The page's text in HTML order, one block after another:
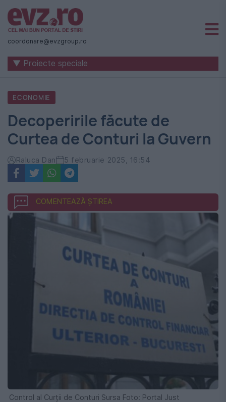
Știri
naționale
internaționale
România
-
Evenimentul
Zilei
coordonare@evzgroup.ro
▼ Proiecte speciale
ECONOMIE
Decoperirile făcute de
Curtea de Conturi la Guvern
Raluca Dan 5 februarie 2025, 16:54
COMENTEAZĂ ȘTIREA
Control al Curții de Conturi Sursa Foto: Portal Just